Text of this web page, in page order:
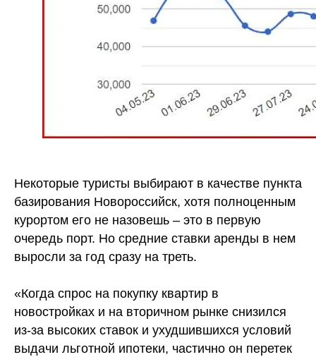
Некоторые туристы выбирают в качестве пункта
базирования Новороссийск, хотя полноценным
курортом его не назовешь – это в первую
очередь порт. Но средние ставки аренды в нем
выросли за год сразу на треть.
«Когда спрос на покупку квартир в
новостройках и на вторичном рынке снизился
из-за высоких ставок и ухудшившихся условий
выдачи льготной ипотеки, частично он перетек